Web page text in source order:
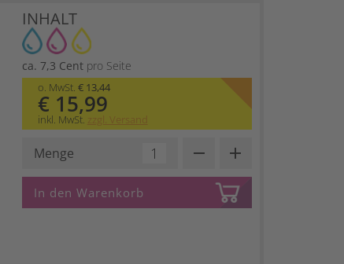
INHALT
ca. 7,3 Centpro Seite
o. MwSt. € 13,44
€ 15,99
inkl. MwSt. zzgl. Versand
Menge remove add
In den Warenkorb